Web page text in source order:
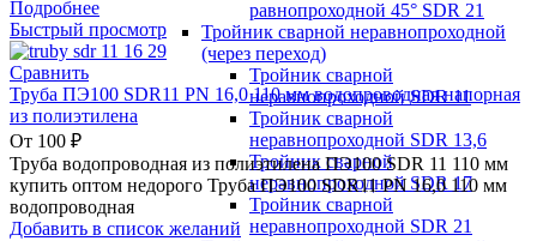
равнопроходной 45° SDR 21
Тройник сварной неравнопроходной
(через переход)
Тройник сварной
неравнопроходной SDR 11
Тройник сварной
неравнопроходной SDR 13,6
Тройник сварной
неравнопроходной SDR 17
Тройник сварной
неравнопроходной SDR 21
Подробнее
Быстрый просмотр
Сравнить
Труба ПЭ100 SDR11 PN 16,0 110 мм водопроводная напорная
из полиэтилена
От 100 ₽
Труба водопроводная из полиэтилена ПЭ100 SDR 11 110 мм
купить оптом недорого Труба ПЭ100 SDR11 PN 16,0 110 мм
водопроводная
Добавить в список желаний